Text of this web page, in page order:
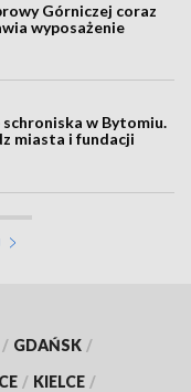
Górniczej coraz
wyposażenie
schroniska w Bytomiu.
miasta i fundacji
/ GDAŃSK /
/ KIELCE /